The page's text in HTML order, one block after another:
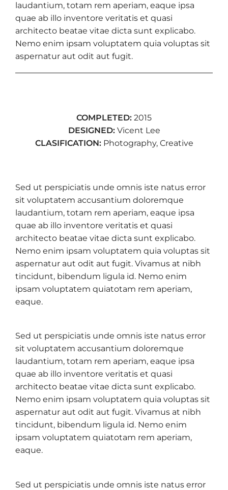
laudantium, totam rem aperiam, eaque ipsa
quae ab illo inventore veritatis et quasi
architecto beatae vitae dicta sunt explicabo.
Nemo enim ipsam voluptatem quia voluptas sit
aspernatur aut odit aut fugit.
COMPLETED: 2015
DESIGNED:Vicent Lee
CLASIFICATION:Photography, Creative
Sed ut perspiciatis unde omnis iste natus error
sit voluptatem accusantium doloremque
laudantium, totam rem aperiam, eaque ipsa
quae ab illo inventore veritatis et quasi
architecto beatae vitae dicta sunt explicabo.
Nemo enim ipsam voluptatem quia voluptas sit
aspernatur aut odit aut fugit. Vivamus at nibh
tincidunt, bibendum ligula id. Nemo enim
ipsam voluptatem quiatotam rem aperiam,
eaque.
Sed ut perspiciatis unde omnis iste natus error
sit voluptatem accusantium doloremque
laudantium, totam rem aperiam, eaque ipsa
quae ab illo inventore veritatis et quasi
architecto beatae vitae dicta sunt explicabo.
Nemo enim ipsam voluptatem quia voluptas sit
aspernatur aut odit aut fugit. Vivamus at nibh
tincidunt, bibendum ligula id. Nemo enim
ipsam voluptatem quiatotam rem aperiam,
eaque.
Sed ut perspiciatis unde omnis iste natus error